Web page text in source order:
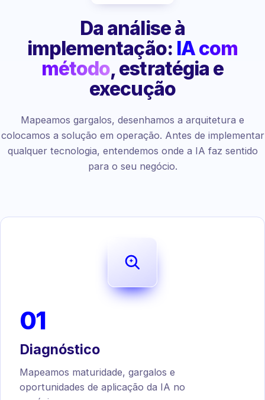
Da análise à
implementação: IA com
método, estratégia e
execução
Mapeamos gargalos, desenhamos a arquitetura e
colocamos a solução em operação. Antes de implementar
qualquer tecnologia, entendemos onde a IA faz sentido
para o seu negócio.
01
Diagnóstico
Mapeamos maturidade, gargalos e
oportunidades de aplicação da IA no